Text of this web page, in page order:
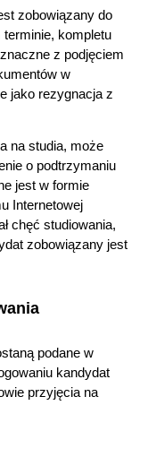
zobowiązany do
terminie, kompletu
z podjęciem
w
jako rezygnacja z
na studia, może
o podtrzymaniu
jest w formie
Internetowej
chęć studiowania,
zobowiązany jest
podane w
kandydat
przyjęcia na